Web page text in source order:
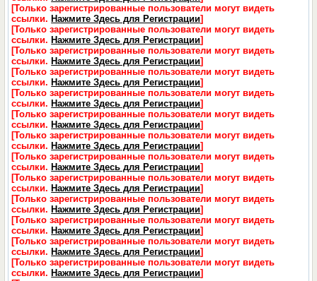
[Только зарегистрированные пользователи могут видеть
ссылки. Нажмите Здесь для Регистрации]
[Только зарегистрированные пользователи могут видеть
ссылки. Нажмите Здесь для Регистрации]
[Только зарегистрированные пользователи могут видеть
ссылки. Нажмите Здесь для Регистрации]
[Только зарегистрированные пользователи могут видеть
ссылки. Нажмите Здесь для Регистрации]
[Только зарегистрированные пользователи могут видеть
ссылки. Нажмите Здесь для Регистрации]
[Только зарегистрированные пользователи могут видеть
ссылки. Нажмите Здесь для Регистрации]
[Только зарегистрированные пользователи могут видеть
ссылки. Нажмите Здесь для Регистрации]
[Только зарегистрированные пользователи могут видеть
ссылки. Нажмите Здесь для Регистрации]
[Только зарегистрированные пользователи могут видеть
ссылки. Нажмите Здесь для Регистрации]
[Только зарегистрированные пользователи могут видеть
ссылки. Нажмите Здесь для Регистрации]
[Только зарегистрированные пользователи могут видеть
ссылки. Нажмите Здесь для Регистрации]
[Только зарегистрированные пользователи могут видеть
ссылки. Нажмите Здесь для Регистрации]
[Только зарегистрированные пользователи могут видеть
ссылки. Нажмите Здесь для Регистрации]